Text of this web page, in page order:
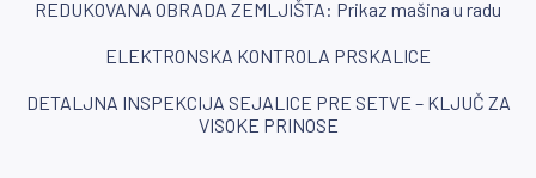
REDUKOVANA OBRADA ZEMLJIŠTA: Prikaz mašina u radu
ELEKTRONSKA KONTROLA PRSKALICE
DETALJNA INSPEKCIJA SEJALICE PRE SETVE – KLJUČ ZA
VISOKE PRINOSE